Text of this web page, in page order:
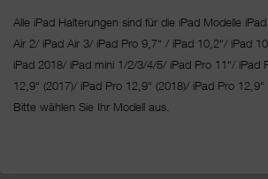
Alle iPad Halterungen sind für die iPad Modelle
Air 2/ iPad Air 3/ iPad Pro 9,7“ / iPad 10,2“/ iPad
iPad 2018/ iPad mini 1/2/3/4/5/ iPad Pro 11“/ iPad
12,9“ (2017)/ iPad Pro 12,9“ (2018)/ iPad Pro 12,9“
Bitte wählen Sie Ihr Modell aus.